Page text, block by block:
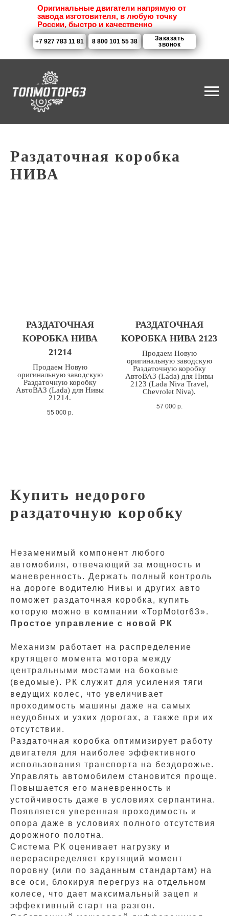
Оригинальные двигатели напрямую от
завода изготовителя, в любую точку
России, быстро и качественно
+7 927 783 11 81 8 800 101 55 38
Заказать
звонок
Раздаточная коробка
НИВА
РАЗДАТОЧНАЯ
КОРОБКА НИВА
21214
Продаем Новую
оригинальную заводскую
Раздаточную коробку
АвтоВАЗ (Lada) для Нивы
21214.
55 000 р.
РАЗДАТОЧНАЯ
КОРОБКА НИВА 2123
Продаем Новую
оригинальную заводскую
Раздаточную коробку
АвтоВАЗ (Lada) для Нивы
2123 (Lada Niva Travel,
Chevrolet Niva).
57 000 р.
Купить недорого
раздаточную коробку
Незаменимый компонент любого
автомобиля, отвечающий за мощность и
маневренность. Держать полный контроль
на дороге водителю Нивы и других авто
поможет раздаточная коробка, купить
которую можно в компании «TopMotor63».
Простое управление с новой РК
Механизм работает на распределение
крутящего момента мотора между
центральными мостами на боковые
(ведомые). РК служит для усиления тяги
ведущих колес, что увеличивает
проходимость машины даже на самых
неудобных и узких дорогах, а также при их
отсутствии.
Раздаточная коробка оптимизирует работу
двигателя для наиболее эффективного
использования транспорта на бездорожье.
Управлять автомобилем становится проще.
Повышается его маневренность и
устойчивость даже в условиях серпантина.
Появляется уверенная проходимость и
опора даже в условиях полного отсутствия
дорожного полотна.
Система РК оценивает нагрузку и
перераспределяет крутящий момент
поровну (или по заданным стандартам) на
все оси, блокируя перегруз на отдельном
колесе, что дает максимальный зацеп и
эффективный старт на разгон.